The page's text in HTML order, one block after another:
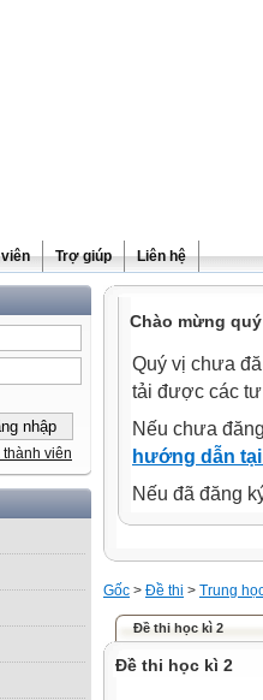
Trợ giúp Liên hệ
viên
Chào mừng
Quý vị chưa
tải được các
Nếu chưa
hướng dẫn
Nếu đã đăng
Gốc > Đề thi > Trung
Đề thi học kì 2
Đề thi học kì 2